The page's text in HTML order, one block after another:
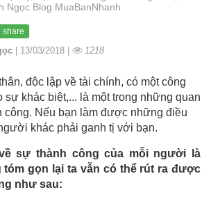
Ngọc Blog MuaBanNhanh
share
| 13/03/2018 | 1218
độc lập về tài chính, có một công
sự khác biệt,... là một trong những quan
công. Nếu bạn làm được những điều
khác phải ganh tị với bạn.
sự thành công của mỗi người là
tóm gọn lại ta vẫn có thể rút ra được
như sau: